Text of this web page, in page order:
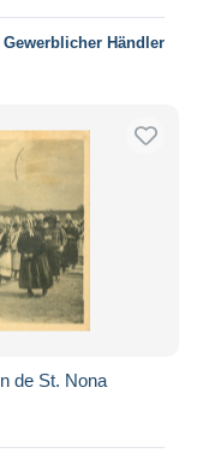
Gewerblicher Händler
de St. Nona